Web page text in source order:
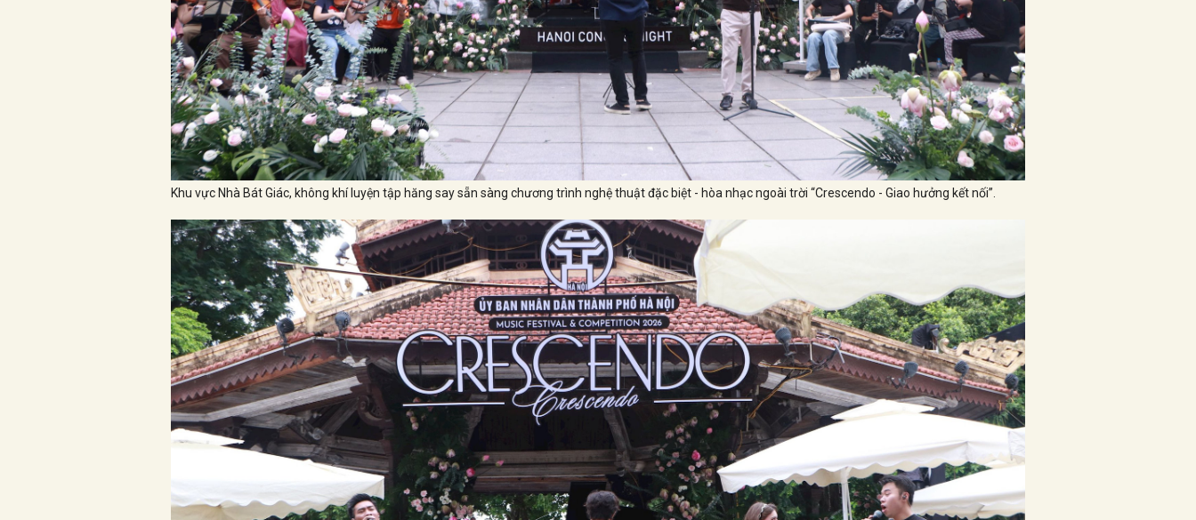
Khu vực Nhà Bát Giác, không khí luyện tập hăng say sẵn sàng chương trình nghệ thuật đặc biệt - hòa nhạc ngoài trời “Crescendo - Giao hưởng kết nối”.